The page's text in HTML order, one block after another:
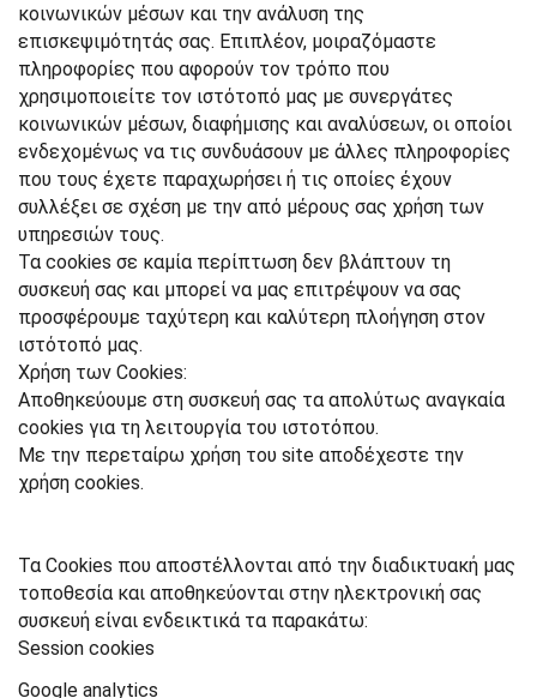
κοινωνικών μέσων και την ανάλυση της
επισκεψιμότητάς σας. Επιπλέον, μοιραζόμαστε
πληροφορίες που αφορούν τον τρόπο που
χρησιμοποιείτε τον ιστότοπό μας με συνεργάτες
κοινωνικών μέσων, διαφήμισης και αναλύσεων, οι οποίοι
ενδεχομένως να τις συνδυάσουν με άλλες πληροφορίες
που τους έχετε παραχωρήσει ή τις οποίες έχουν
συλλέξει σε σχέση με την από μέρους σας χρήση των
υπηρεσιών τους.
Τα cookies σε καμία περίπτωση δεν βλάπτουν τη
συσκευή σας και μπορεί να μας επιτρέψουν να σας
προσφέρουμε ταχύτερη και καλύτερη πλοήγηση στον
ιστότοπό μας.
Χρήση των Cookies:
Αποθηκεύουμε στη συσκευή σας τα απολύτως αναγκαία
cookies για τη λειτουργία του ιστοτόπου.
Με την περεταίρω χρήση του site αποδέχεστε την
χρήση cookies.
Τα Cookies που αποστέλλονται από την διαδικτυακή μας
τοποθεσία και αποθηκεύονται στην ηλεκτρονική σας
συσκευή είναι ενδεικτικά τα παρακάτω:
Session cookies
Google analytics